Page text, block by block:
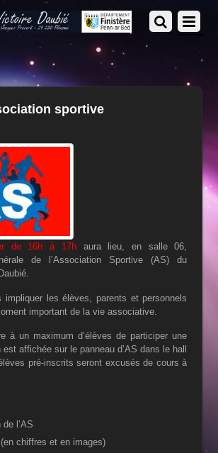
sportive
de 16h à 17haura lieu, en salle 06,
de l’Association Sportive (AS) du
impliquer les élèves, parents et personnels
important de la vie associative.
à un maximum d’élèves de participer une
est affichée sur le panneau d’AS dans le hall
pré-inscrits seront excusés de cours à
l’AS
chiffres et en images)